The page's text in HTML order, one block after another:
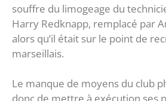
souffre du limogeage du
Harry Redknapp, remplacé par
alors qu’il était sur le point de
marseillais.
Le manque de moyens du club